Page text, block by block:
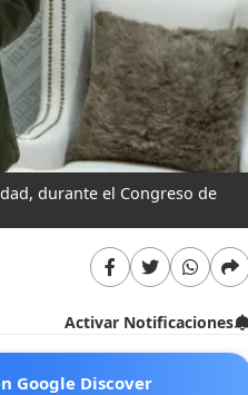
durante el Congreso de
Activar Notificaciones
Google Discover